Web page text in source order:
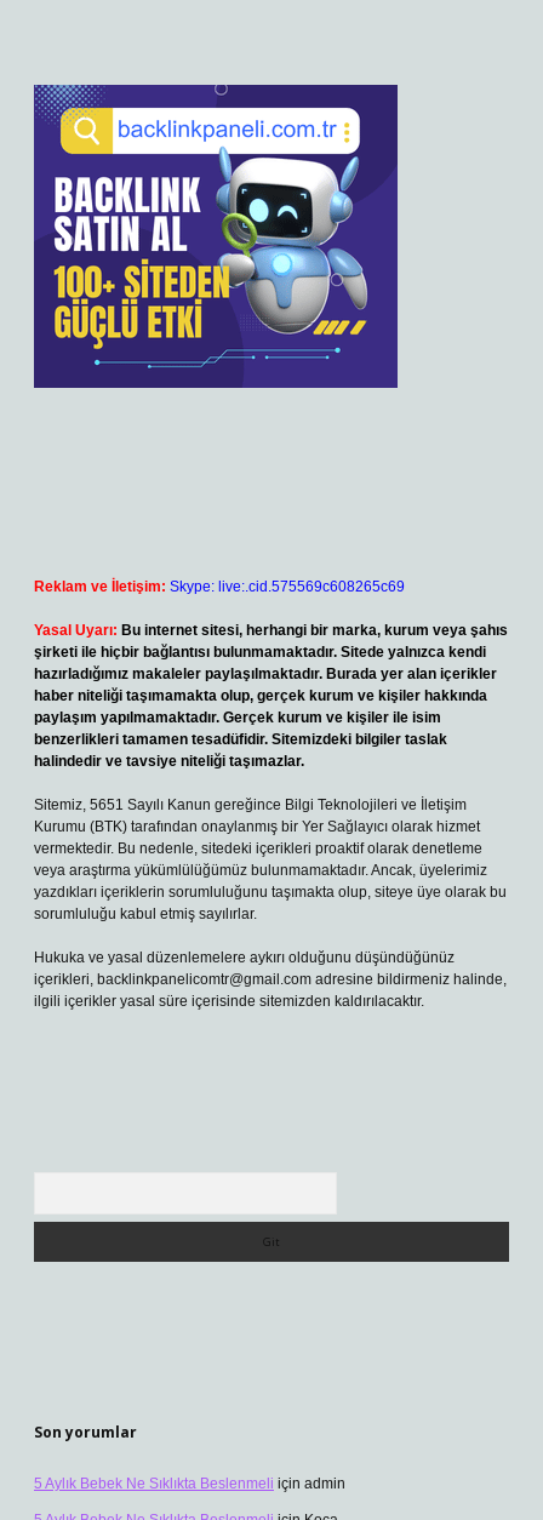
Reklam ve İletişim: Skype: live:.cid.575569c608265c69
Yasal Uyarı: Bu internet sitesi, herhangi bir marka, kurum veya şahıs
şirketi ile hiçbir bağlantısı bulunmamaktadır. Sitede yalnızca kendi
hazırladığımız makaleler paylaşılmaktadır. Burada yer alan içerikler
haber niteliği taşımamakta olup, gerçek kurum ve kişiler hakkında
paylaşım yapılmamaktadır. Gerçek kurum ve kişiler ile isim
benzerlikleri tamamen tesadüfidir. Sitemizdeki bilgiler taslak
halindedir ve tavsiye niteliği taşımazlar.
Sitemiz, 5651 Sayılı Kanun gereğince Bilgi Teknolojileri ve İletişim
Kurumu (BTK) tarafından onaylanmış bir Yer Sağlayıcı olarak hizmet
vermektedir. Bu nedenle, sitedeki içerikleri proaktif olarak denetleme
veya araştırma yükümlülüğümüz bulunmamaktadır. Ancak, üyelerimiz
yazdıkları içeriklerin sorumluluğunu taşımakta olup, siteye üye olarak bu
sorumluluğu kabul etmiş sayılırlar.
Hukuka ve yasal düzenlemelere aykırı olduğunu düşündüğünüz
içerikleri, backlinkpanelicomtr@gmail.com adresine bildirmeniz halinde,
ilgili içerikler yasal süre içerisinde sitemizden kaldırılacaktır.
Son yorumlar
5 Aylık Bebek Ne Sıklıkta Beslenmeli için admin